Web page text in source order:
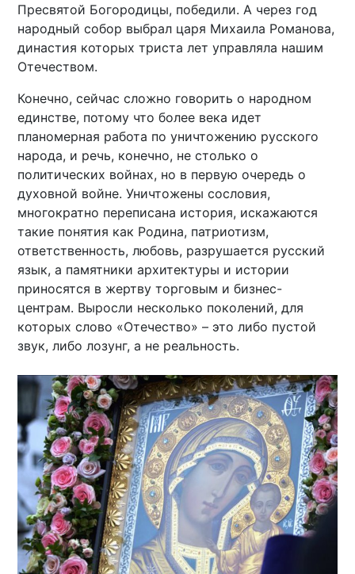
Пресвятой Богородицы, победили. А через год
народный собор выбрал царя Михаила Романова,
династия которых триста лет управляла нашим
Отечеством.
Конечно, сейчас сложно говорить о народном
единстве, потому что более века идет
планомерная работа по уничтожению русского
народа, и речь, конечно, не столько о
политических войнах, но в первую очередь о
духовной войне. Уничтожены сословия,
многократно переписана история, искажаются
такие понятия как Родина, патриотизм,
ответственность, любовь, разрушается русский
язык, а памятники архитектуры и истории
приносятся в жертву торговым и бизнес-
центрам. Выросли несколько поколений, для
которых слово «Отечество» – это либо пустой
звук, либо лозунг, а не реальность.